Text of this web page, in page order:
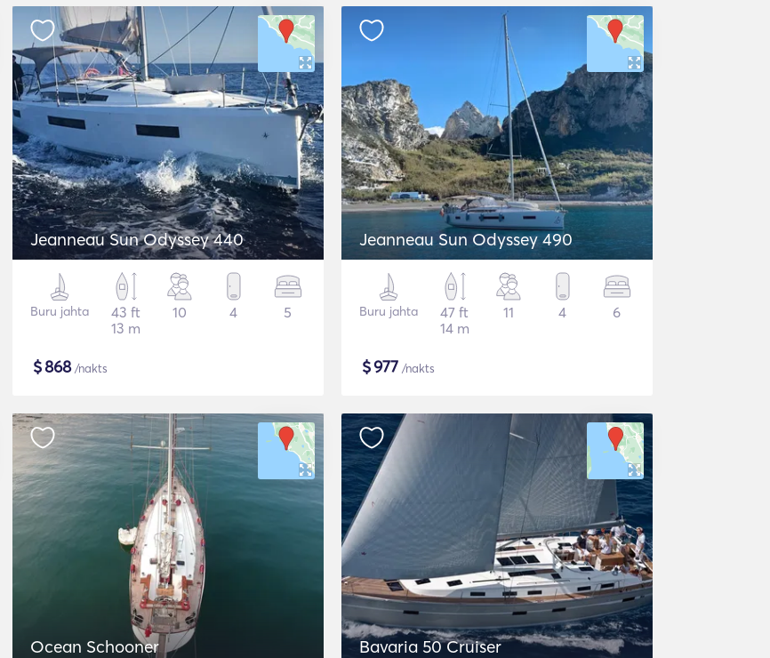
Jeanneau Sun Odyssey 440
Buru jahta
43 ft
13 m
10 4 5
$868/nakts
Jeanneau Sun Odyssey 490
Buru jahta
47 ft
14 m
11 4 6
$977 /nakts
Ocean Schooner Bavaria 50 Cruiser